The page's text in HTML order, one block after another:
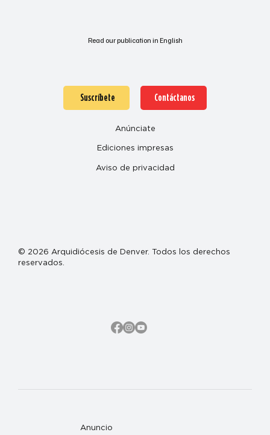
Read our publication in English
Anuncio
Suscríbete Contáctanos
Anúnciate
Ediciones impresas
Aviso de privacidad
© 2026 Arquidiócesis de Denver. Todos los derechos
reservados.